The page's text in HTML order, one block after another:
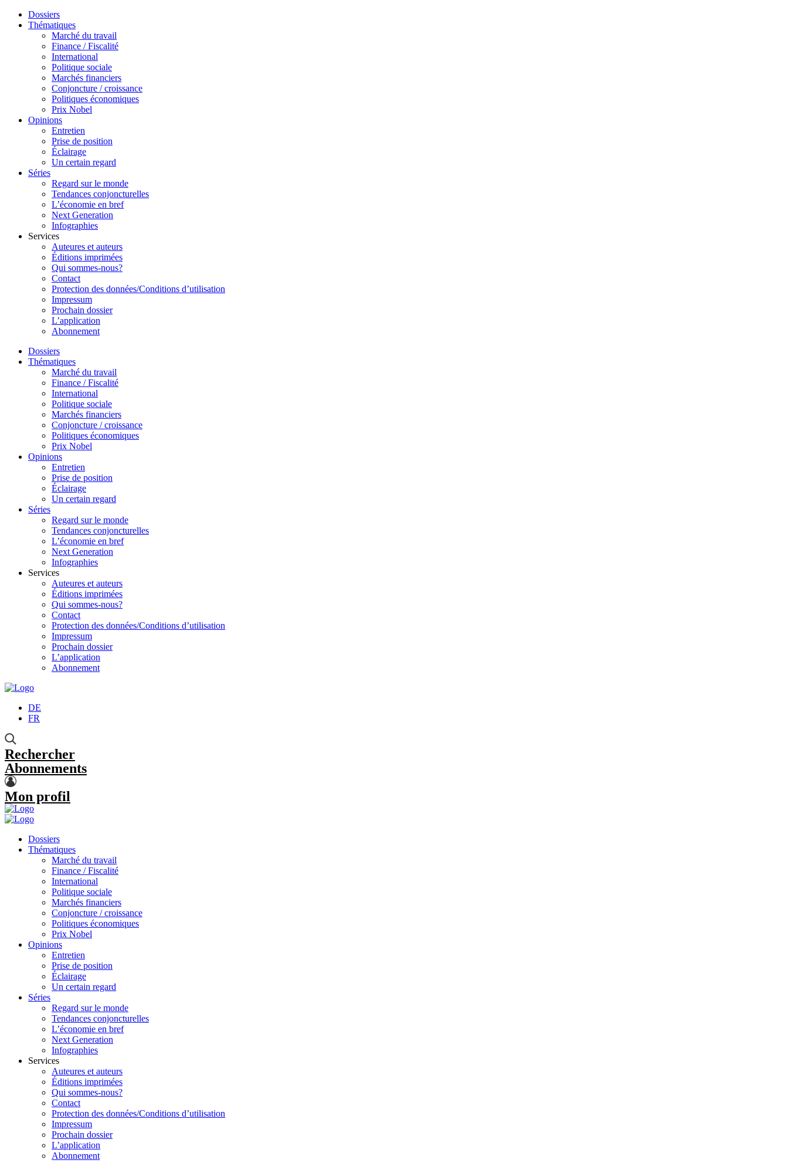
Dossiers
Thématiques
Marché du travail
Finance / Fiscalité
International
Politique sociale
Marchés financiers
Conjoncture / croissance
Politiques économiques
Prix Nobel
Opinions
Entretien
Prise de position
Éclairage
Un certain regard
Séries
Regard sur le monde
Tendances conjoncturelles
L’économie en bref
Next Generation
Infographies
Services
Auteures et auteurs
Éditions imprimées
Qui sommes-nous?
Contact
Protection des données/Conditions d’utilisation
Impressum
Prochain dossier
L’application
Abonnement
Dossiers
Thématiques
Marché du travail
Finance / Fiscalité
International
Politique sociale
Marchés financiers
Conjoncture / croissance
Politiques économiques
Prix Nobel
Opinions
Entretien
Prise de position
Éclairage
Un certain regard
Séries
Regard sur le monde
Tendances conjoncturelles
L’économie en bref
Next Generation
Infographies
Services
Auteures et auteurs
Éditions imprimées
Qui sommes-nous?
Contact
Protection des données/Conditions d’utilisation
Impressum
Prochain dossier
L’application
Abonnement
DE
FR
Rechercher
Abonnements
Mon profil
Dossiers
Thématiques
Marché du travail
Finance / Fiscalité
International
Politique sociale
Marchés financiers
Conjoncture / croissance
Politiques économiques
Prix Nobel
Opinions
Entretien
Prise de position
Éclairage
Un certain regard
Séries
Regard sur le monde
Tendances conjoncturelles
L’économie en bref
Next Generation
Infographies
Services
Auteures et auteurs
Éditions imprimées
Qui sommes-nous?
Contact
Protection des données/Conditions d’utilisation
Impressum
Prochain dossier
L’application
Abonnement